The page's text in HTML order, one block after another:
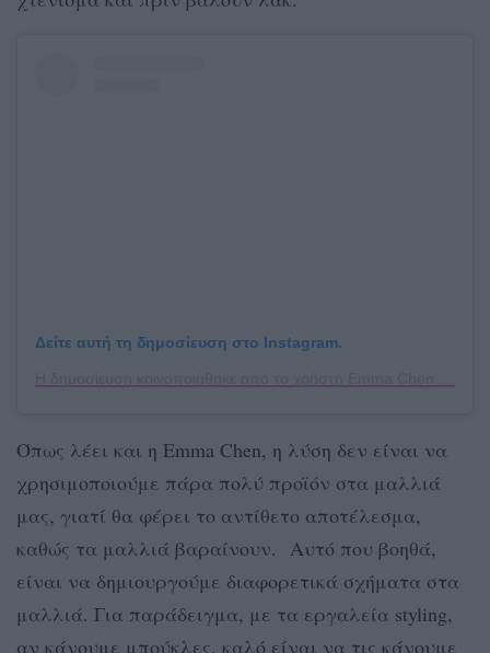
Δείτε αυτή τη δημοσίευση στο Instagram.
Όπως λέει και η Emma Chen, η λύση δεν είναι να
χρησιμοποιούμε πάρα πολύ προϊόν στα μαλλιά
μας, γιατί θα φέρει το αντίθετο αποτέλεσμα,
καθώς τα μαλλιά βαραίνουν.
Αυτό που βοηθά,
είναι να δημιουργούμε διαφορετικά σχήματα στα
μαλλιά. Για παράδειγμα, με τα εργαλεία styling,
αν κάνουμε μπούκλες, καλό είναι να τις κάνουμε